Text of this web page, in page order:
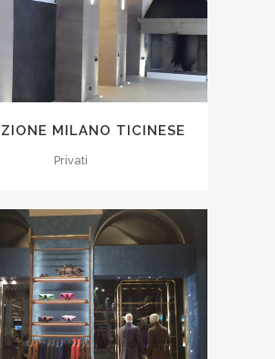
MILANO TICINESE
Privati